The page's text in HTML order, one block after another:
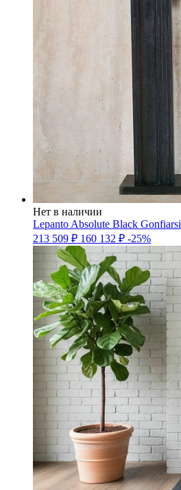
Нет в наличии
Lepanto Absolute Black Gonfiarsi
213 509 ₽ 160 132 ₽ -25%